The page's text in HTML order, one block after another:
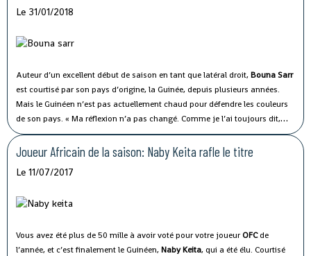
Le 31/01/2018
Auteur d’un excellent début de saison en tant que latéral droit,Bouna Sarr
est courtisé par son pays d’origine, la Guinée, depuis plusieurs années.
Mais le Guinéen n’est pas actuellement chaud pour défendre les couleurs
de son pays. « Ma réflexion n’a pas changé. Comme je l’ai toujours dit,
pour moi, la priorité reste l’OM », a-t-il déclaré à Espace TV Guinée.
Joueur Africain de la saison: Naby Keita rafle le titre
Le 11/07/2017
Vous avez été plus de 50 mille à avoir voté pour votre joueurOFCde
l’année, et c’est finalement le Guinéen,Naby Keita, qui a été élu. Courtisé